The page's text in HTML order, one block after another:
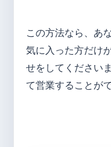
この方法なら、あ
気に入った方だけ
せをしてください
て営業することが